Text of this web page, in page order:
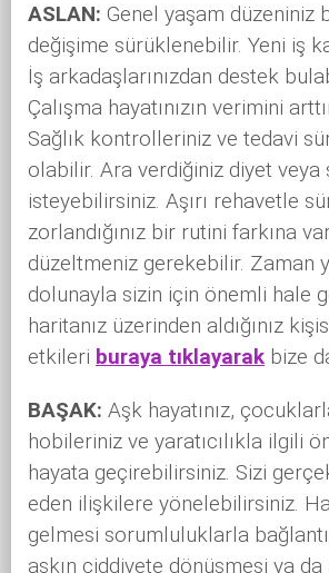
ASLAN: Genel yaşam düzeniniz
değişime sürüklenebilir. Yeni iş
İş arkadaşlarınızdan destek
Çalışma hayatınızın verimini
Sağlık kontrolleriniz ve tedavi
olabilir. Ara verdiğiniz diyet
isteyebilirsiniz. Aşırı rehavetle
zorlandığınız bir rutini farkına
düzeltmeniz gerekebilir. Zaman
dolunayla sizin için önemli hale
haritanız üzerinden aldığınız
etkileri buraya tıklayarak bize
BAŞAK: Aşk hayatınız,
hobileriniz ve yaratıcılıkla ilgili
hayata geçirebilirsiniz. Sizi
eden ilişkilere yönelebilirsiniz.
gelmesi sorumluluklarla
aşkın ciddiyete dönüşmesi ya da